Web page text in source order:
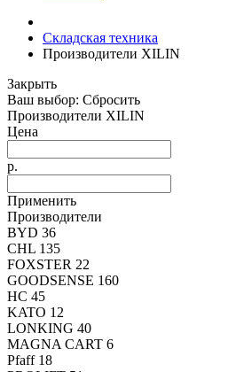
Складская техника
Производители XILIN
Закрыть
Ваш выбор: Сбросить
Производители XILIN
Цена
р.
Применить
Производители
BYD 36
CHL 135
FOXSTER 22
GOODSENSE 160
HC 45
KATO 12
LONKING 40
MAGNA CART 6
Pfaff 18